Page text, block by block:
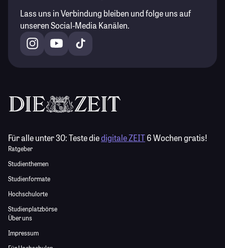
Lass uns in Verbindung bleiben und folge uns auf
unseren Social-Media Kanälen.
Für alle unter 30:Teste diedigitale ZEIT6 Wochen gratis!
Ratgeber
Studienthemen
Studienformate
Hochschulorte
Studienplatzbörse
Über uns
Impressum